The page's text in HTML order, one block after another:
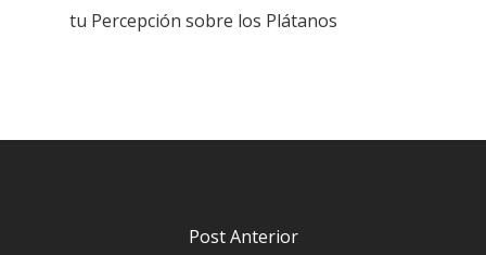
tu Percepción sobre los Plátanos
Post Anterior